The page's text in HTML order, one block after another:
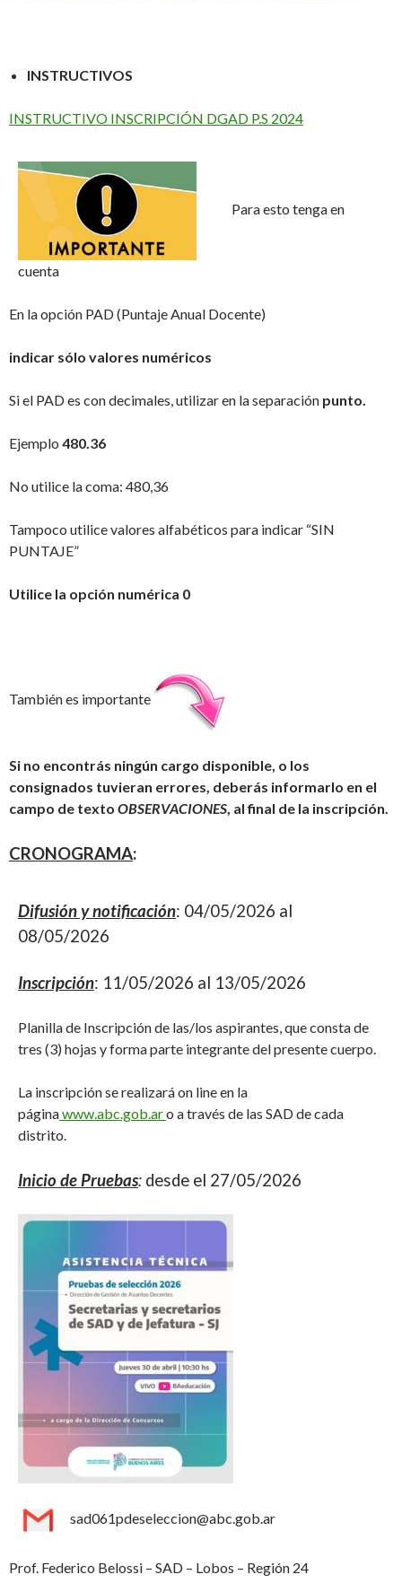
INSTRUCTIVOS
INSTRUCTIVO INSCRIPCIÓN DGAD P.S 2024
Para esto tenga en
cuenta
En la opción PAD (Puntaje Anual Docente)
indicar sólo valores numéricos
Si el PAD es con decimales, utilizar en la separación punto.
Ejemplo 480.36
No utilice la coma: 480,36
Tampoco utilice valores alfabéticos para indicar “SIN
PUNTAJE”
Utilice la opción numérica 0
También es importante
Si no encontrás ningún cargo disponible, o los
consignados tuvieran errores, deberás informarlo en el
campo de texto OBSERVACIONES , al final de la inscripción.
CRONOGRAMA:
Difusión y notificación: 04/05/2026 al
08/05/2026
Inscripción: 11/05/2026 al 13/05/2026
Planilla de Inscripción de las/los aspirantes, que consta de
tres (3) hojas y forma parte integrante del presente cuerpo.
La inscripción se realizará on line en la
páginawww.abc.gob.aro a través de las SAD de cada
distrito.
Inicio de Pruebas: desde el 27/05/2026
sad061pdeseleccion@abc.gob.ar
Prof. Federico Belossi – SAD – Lobos – Región 24